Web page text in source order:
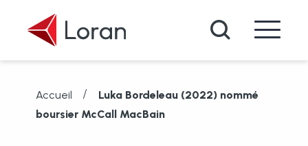
Recherche
Accueil /
Luka Bordeleau (2022) nommé
boursier McCall MacBain